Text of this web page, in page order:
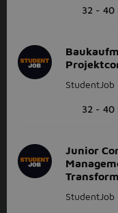
32 - 40
StudentJob
32 - 40
Junior
StudentJob